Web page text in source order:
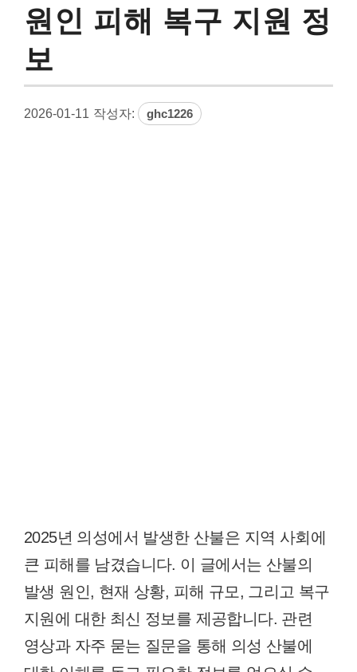
원인 피해 복구 지원 정
보
2026-01-11 작성자: ghc1226
2025년 의성에서 발생한 산불은 지역 사회에
큰 피해를 남겼습니다. 이 글에서는 산불의
발생 원인, 현재 상황, 피해 규모, 그리고 복구
지원에 대한 최신 정보를 제공합니다. 관련
영상과 자주 묻는 질문을 통해 의성 산불에